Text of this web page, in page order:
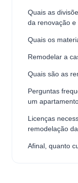
Quais as
da renovação e
Quais os
Remodelar a
Quais são as
Perguntas
um
Licenças
remodelação
Afinal, quanto